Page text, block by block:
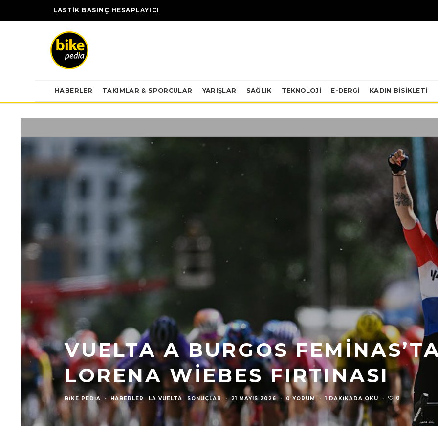
LASTİK BASINÇ HESAPLAYICI
HABERLER TAKIMLAR & SPORCULAR YARIŞLAR SAĞLIK TEKNOLOJI E-DERGİ KADIN BISIKLETI
VUELTA A BURGOS
LORENA WIEBES FIRTINASI
BIKE PEDIA · HABERLER LA VUELTA SONUÇLAR · 21 MAYIS 2026 · 0 YORUM · 1 DAKIKADA OKU · 0